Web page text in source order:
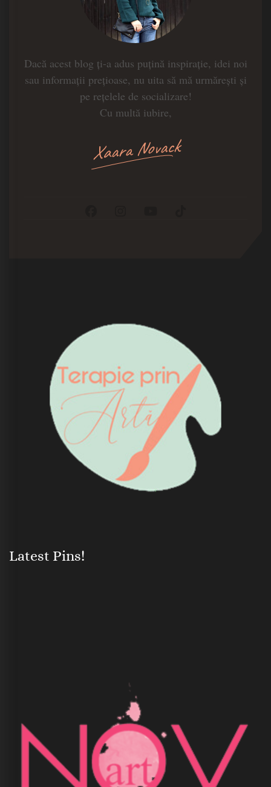
Dacă acest blog ți-a adus puțină inspirație, idei noi
sau informații prețioase, nu uita să mă urmărești și
pe rețelele de socializare!
Cu multă iubire,
Xaara Novack
Latest Pins!